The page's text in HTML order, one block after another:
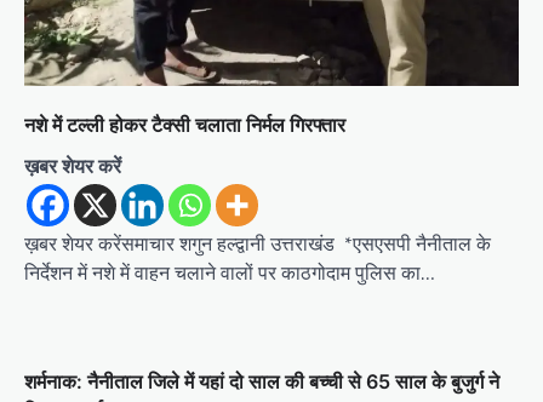
नशे में टल्ली होकर टैक्सी चलाता निर्मल गिरफ्तार
ख़बर शेयर करें
ख़बर शेयर करेंसमाचार शगुन हल्द्वानी उत्तराखंड *एसएसपी नैनीताल के
निर्देशन में नशे में वाहन चलाने वालों पर काठगोदाम पुलिस का…
शर्मनाक: नैनीताल जिले में यहां दो साल की बच्ची से 65 साल के बुजुर्ग ने